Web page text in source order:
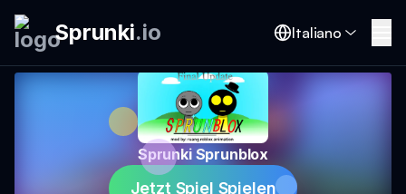
Sprunki.io Italiano
Sprunki Sprunblox
Jetzt Spiel Spielen